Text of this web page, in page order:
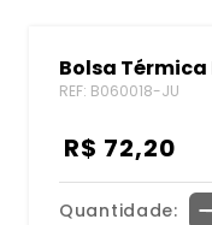
Bolsa
REF: B060018-JU
R$ 72,20
Quantidade
bolsa